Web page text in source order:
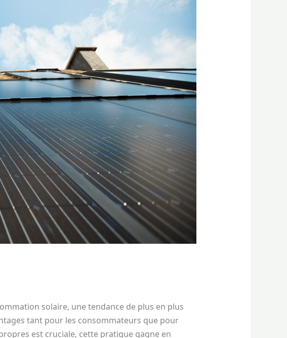
solaire, une tendance de plus en plus
tant pour les consommateurs que pour
est cruciale, cette pratique gagne en